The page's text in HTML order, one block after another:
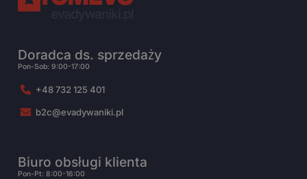
Doradca ds. sprzedaży
Pon-Sob: 9:00-17:00
+48 732 125 401
b2c@evadywaniki.pl
Biuro obsługi klienta
Pon-Pt: 8:00-16:00